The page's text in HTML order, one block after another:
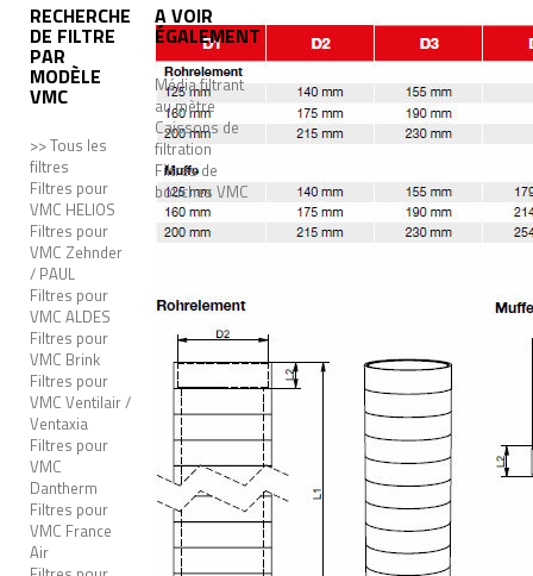
RECHERCHE
DE FILTRE
PAR
MODÈLE
VMC
>> Tous les
filtres
Filtres pour
VMC HELIOS
Filtres pour
VMC Zehnder
/ PAUL
Filtres pour
VMC ALDES
Filtres pour
VMC Brink
Filtres pour
VMC Ventilair /
Ventaxia
Filtres pour
VMC
Dantherm
Filtres pour
VMC France
Air
A VOIR
ÉGALEMENT
Média filtrant
au mètre
Caissons de
filtration
Filtres de
bouches VMC